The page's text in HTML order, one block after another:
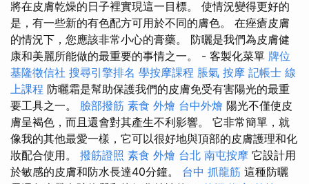
將在皮膚乾燥的日子裡實現這一目標。 使情況變得更好的
是，有一些新的有色配方可用於不同的膚色。 在痤瘡皮膚
的情況下，您應該非常小心的膏藥。 防曬是我們為皮膚健
康和美麗所能做的最重要的事情之一。 - 客製化菜單 牌位
基隆徵信社 搜尋引擎排名 學按摩課程 脹氣 按摩 記帳士 線
上課程 防曬霜是幫助保護我們的皮膚免受有害陽光的最重
要工具之一。 臉部撥筋 素食 外燴 台中外燴 陽光不僅使皮
膚呈褐色，而且還會對其產生不利影響。 它非常簡單，就
像我的其他最愛一樣，它可以很好地與頂部的皮膚護理和化
妝配合使用。 撥筋證照 素食 外燴 台北 南屯按摩 它設計用
於敏感的皮膚和防水長達40分鐘。 台中 抓龍筋 這種防曬